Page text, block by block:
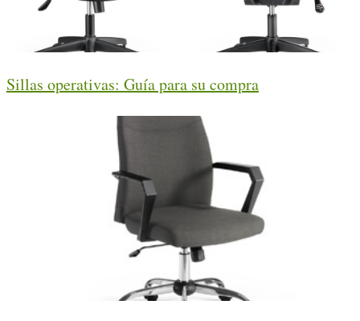
Sillas operativas: Guía para su compra